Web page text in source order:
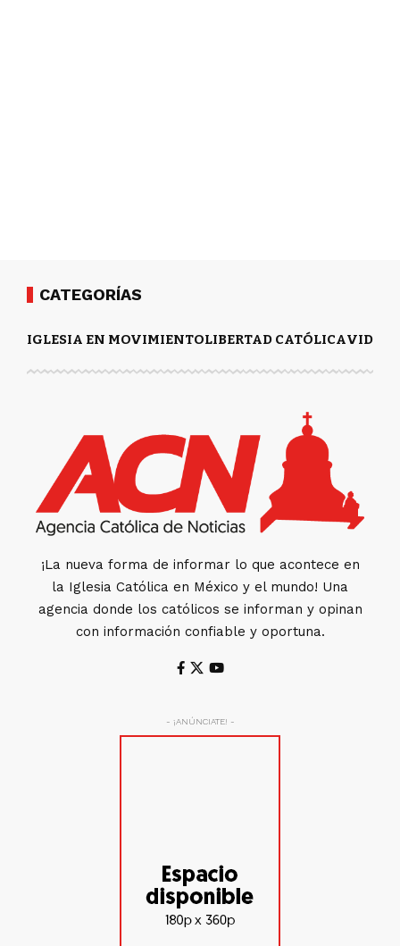
CATEGORÍAS
IGLESIA EN MOVIMIENTOLIBERTAD CATÓLICAVIDA
¡La nueva forma de informar lo que acontece en
la Iglesia Católica en México y el mundo! Una
agencia donde los católicos se informan y opinan
con información confiable y oportuna.
- ¡ANÚNCIATE! -